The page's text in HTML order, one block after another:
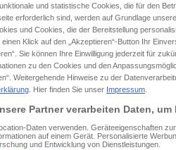
und statistische Cookies, die für den
erforderlich sind, werden auf Grundlage
und Cookies, die der Bereitstellung
Klick auf den „Akzeptieren“-Button Ihr
Sie können Ihre Einwilligung jederzeit für
zu den Cookies und den
Weitergehende Hinweise zu der
. Hier finden Sie unser Impressum
Partner verarbeiten Daten,
Daten verwenden. Geräteeigenschaften
auf einem Gerät. Personalisierte
und Entwicklung von Dienstleistungen.